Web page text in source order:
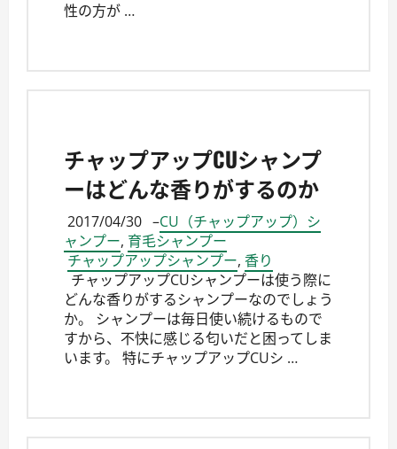
性の方が …
チャップアップCUシャンプ
ーはどんな香りがするのか
2017/04/30 –CU（チャップアップ）シ
ャンプー, 育毛シャンプー
チャップアップシャンプー, 香り
チャップアップCUシャンプーは使う際に
どんな香りがするシャンプーなのでしょう
か。 シャンプーは毎日使い続けるもので
すから、不快に感じる匂いだと困ってしま
います。 特にチャップアップCUシ …